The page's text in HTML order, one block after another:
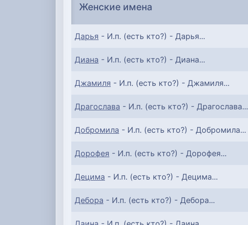
Женские имена
Дарья - И.п. (есть кто?) - Дарья...
Диана - И.п. (есть кто?) - Диана...
Джамиля - И.п. (есть кто?) - Джамиля...
Драгослава - И.п. (есть кто?) - Драгослава...
Добромила - И.п. (есть кто?) - Добромила...
Дорофея - И.п. (есть кто?) - Дорофея...
Децима - И.п. (есть кто?) - Децима...
Дебора - И.п. (есть кто?) - Дебора...